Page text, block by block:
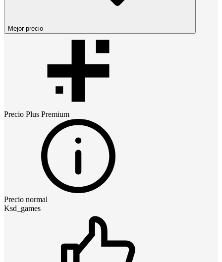
Mejor precio
Precio Plus Premium
Precio normal
Ksd_games